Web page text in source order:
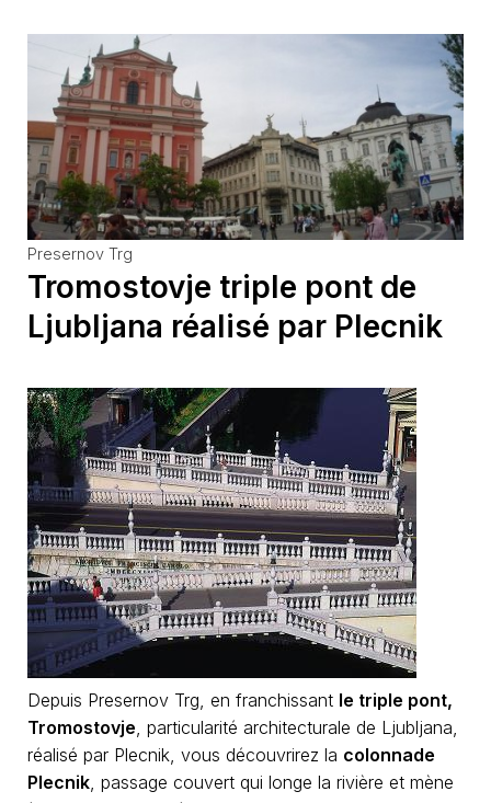
Presernov Trg
Tromostovje triple pont de
Ljubljana réalisé par Plecnik
Depuis Presernov Trg, en franchissant le triple pont,
Tromostovje, particularité architecturale de Ljubljana,
réalisé par Plecnik, vous découvrirez la colonnade
Plecnik, passage couvert qui longe la rivière et mène